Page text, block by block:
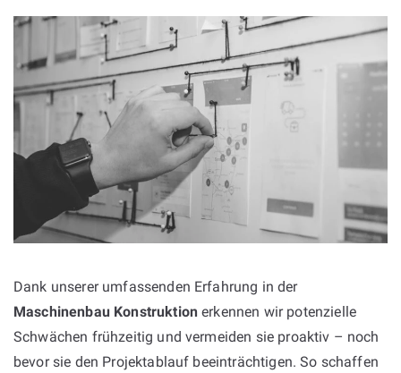
Dank unserer umfassenden Erfahrung in der
Maschinenbau Konstruktion erkennen wir potenzielle
Schwächen frühzeitig und vermeiden sie proaktiv – noch
bevor sie den Projektablauf beeinträchtigen. So schaffen